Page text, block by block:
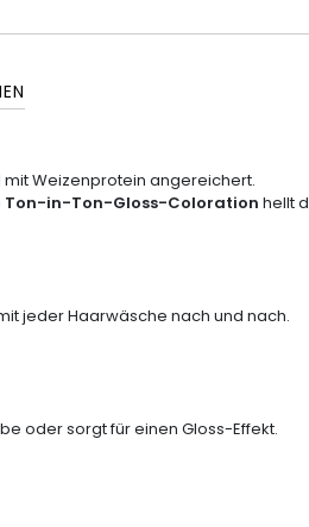
mit Weizenprotein angereichert.
Ton-in-Ton-Gloss-Coloration hellt
jeder Haarwäsche nach und nach.
oder sorgt für einen Gloss-Effekt.